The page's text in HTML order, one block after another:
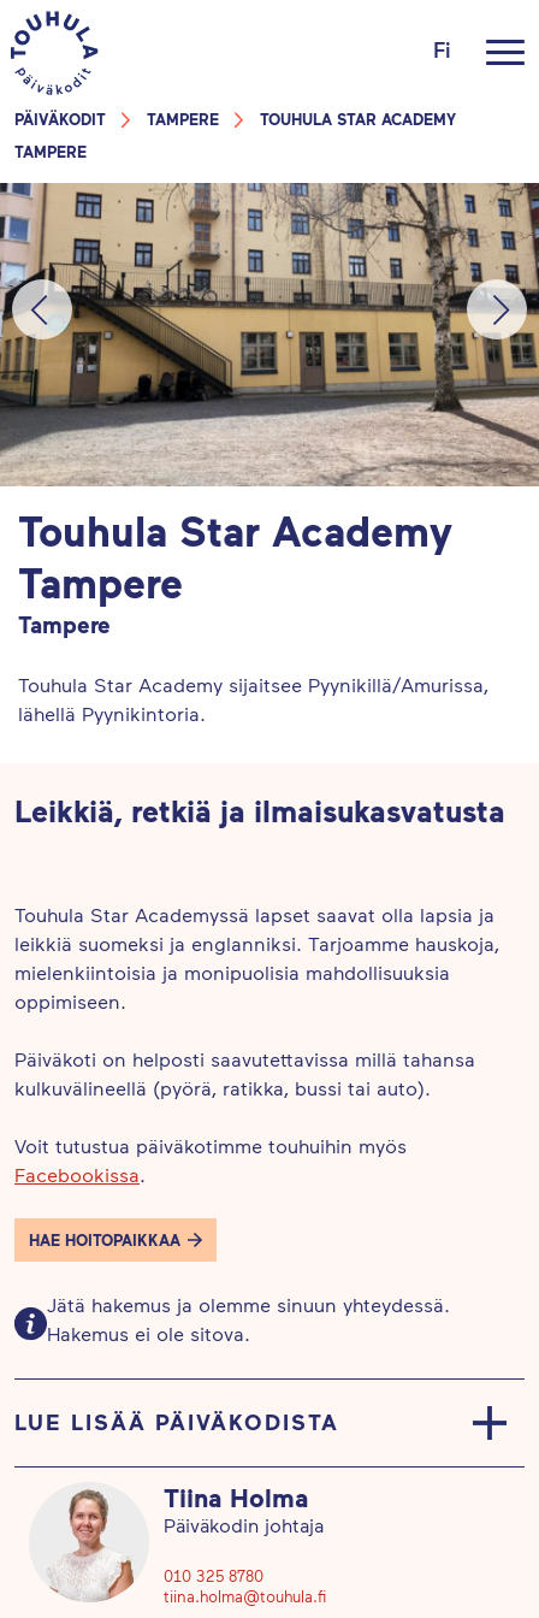
Fi
PÄIVÄKODIT TAMPERE
TOUHULA STAR ACADEMY
TAMPERE
Touhula Star Academy
Tampere
Tampere
Touhula Star Academy sijaitsee Pyynikillä/Amurissa,
lähellä Pyynikintoria.
Leikkiä, retkiä ja ilmaisukasvatusta
Touhula Star Academyssä lapset saavat olla lapsia ja
leikkiä suomeksi ja englanniksi. Tarjoamme hauskoja,
mielenkiintoisia ja monipuolisia mahdollisuuksia
oppimiseen.
Päiväkoti on helposti saavutettavissa millä tahansa
kulkuvälineellä (pyörä, ratikka, bussi tai auto).
Voit tutustua päiväkotimme touhuihin myös
Facebookissa
HAE HOITOPAIKKAA
Jätä hakemus ja olemme sinuun yhteydessä.
Hakemus ei ole sitova.
LUE LISÄÄ PÄIVÄKODISTA
Sotkankadulta tai Satakunnankadulta.
Kasvatusnäkemyksemme on kokonaisvaltainen:
lapsi oppii kun hänen toiminnan, tunteiden, aistien,
Tiina Holma
Päiväkodin johtaja
010 325 8780
tiina.holma@touhula.fi